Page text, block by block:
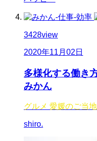
3428view
2020年11月02日
多様化する働き
みかん
グルメ 愛媛のご当地
shiro.